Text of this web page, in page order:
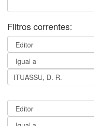
Filtros correntes: